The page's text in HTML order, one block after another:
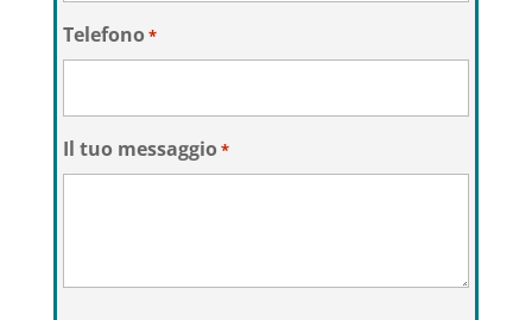
Telefono*
Il tuo messaggio*